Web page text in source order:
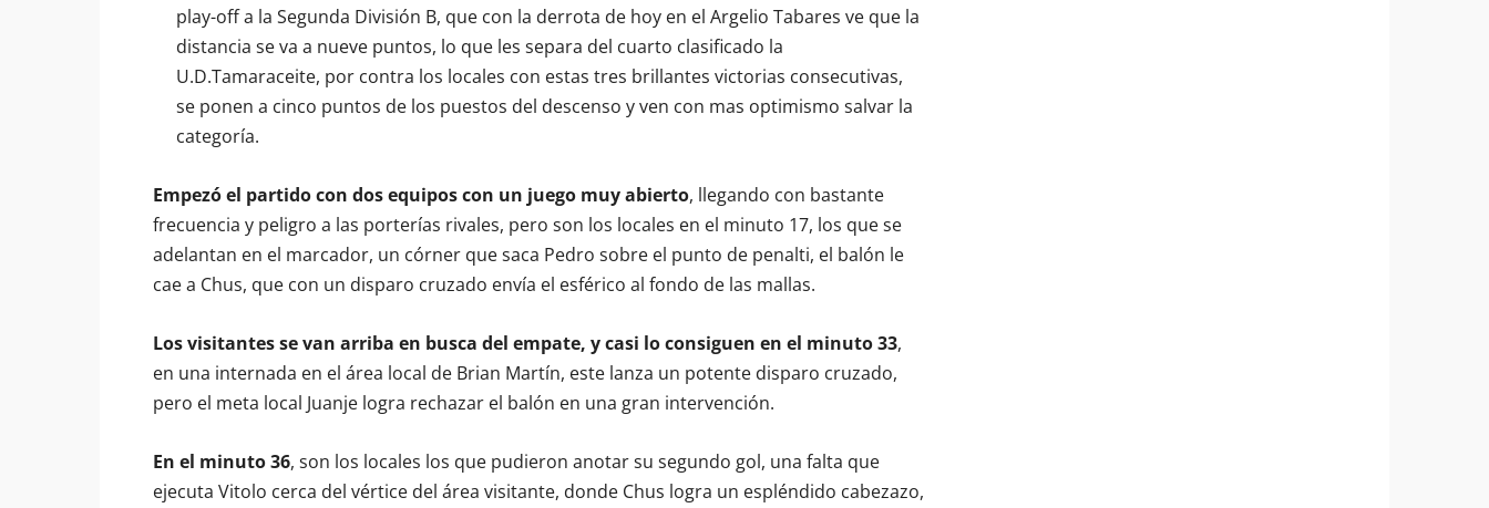
play-off a la Segunda División B, que con la derrota de hoy en el Argelio Tabares ve que la
distancia se va a nueve puntos, lo que les separa del cuarto clasificado la
U.D.Tamaraceite, por contra los locales con estas tres brillantes victorias consecutivas,
se ponen a cinco puntos de los puestos del descenso y ven con mas optimismo salvar la
categoría.
Empezó el partido con dos equipos con un juego muy abierto, llegando con bastante
frecuencia y peligro a las porterías rivales, pero son los locales en el minuto 17, los que se
adelantan en el marcador, un córner que saca Pedro sobre el punto de penalti, el balón le
cae a Chus, que con un disparo cruzado envía el esférico al fondo de las mallas.
Los visitantes se van arriba en busca del empate, y casi lo consiguen en el minuto 33,
en una internada en el área local de Brian Martín, este lanza un potente disparo cruzado,
pero el meta local Juanje logra rechazar el balón en una gran intervención.
En el minuto 36, son los locales los que pudieron anotar su segundo gol, una falta que
ejecuta Vitolo cerca del vértice del área visitante, donde Chus logra un espléndido cabezazo,